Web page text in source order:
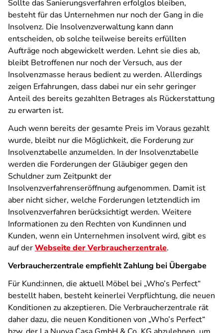
Sollte das Sanierungsverfahren erfolglos bleiben,
besteht für das Unternehmen nur noch der Gang in die
Insolvenz. Die Insolvenzverwaltung kann dann
entscheiden, ob solche teilweise bereits erfüllten
Aufträge noch abgewickelt werden. Lehnt sie dies ab,
bleibt Betroffenen nur noch der Versuch, aus der
Insolvenzmasse heraus bedient zu werden. Allerdings
zeigen Erfahrungen, dass dabei nur ein sehr geringer
Anteil des bereits gezahlten Betrages als Rückerstattung
zu erwarten ist.
Auch wenn bereits der gesamte Preis im Voraus gezahlt
wurde, bleibt nur die Möglichkeit, die Forderung zur
Insolvenztabelle anzumelden. In der Insolvenztabelle
werden die Forderungen der Gläubiger gegen den
Schuldner zum Zeitpunkt der
Insolvenzverfahrenseröffnung aufgenommen. Damit ist
aber nicht sicher, welche Forderungen letztendlich im
Insolvenzverfahren berücksichtigt werden. Weitere
Informationen zu den Rechten von Kundinnen und
Kunden, wenn ein Unternehmen insolvent wird, gibt es
auf derWebseite der Verbraucherzentrale.
Verbraucherzentrale empfiehlt Zahlung bei Übergabe
Für Kund:innen, die aktuell Möbel bei „Who’s Perfect“
bestellt haben, besteht keinerlei Verpflichtung, die neuen
Konditionen zu akzeptieren. Die Verbraucherzentrale rät
daher dazu, die neuen Konditionen von „Who’s Perfect“